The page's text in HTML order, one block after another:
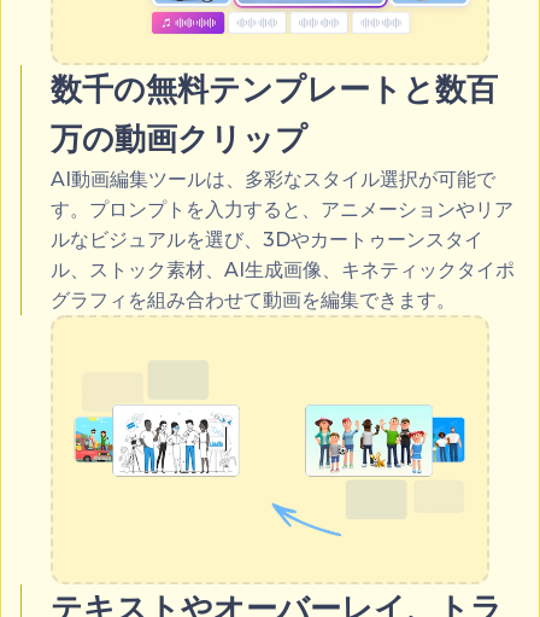
数千の無料テンプレートと数百
万の動画クリップ
AI動画編集ツールは、多彩なスタイル選択が可能で
す。プロンプトを入力すると、アニメーションやリア
ルなビジュアルを選び、3Dやカートゥーンスタイ
ル、ストック素材、AI生成画像、キネティックタイポ
グラフィを組み合わせて動画を編集できます。
テキストやオーバーレイ、トラ